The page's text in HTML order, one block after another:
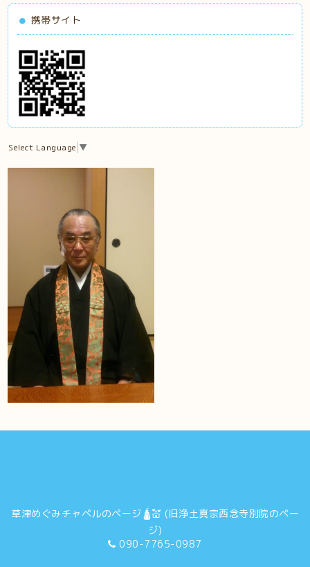
携帯サイト
Select Language ▼
草津めぐみチャペルのページ🛕💒 (旧浄土真宗西念寺別院のペー
ジ)
090-7765-0987